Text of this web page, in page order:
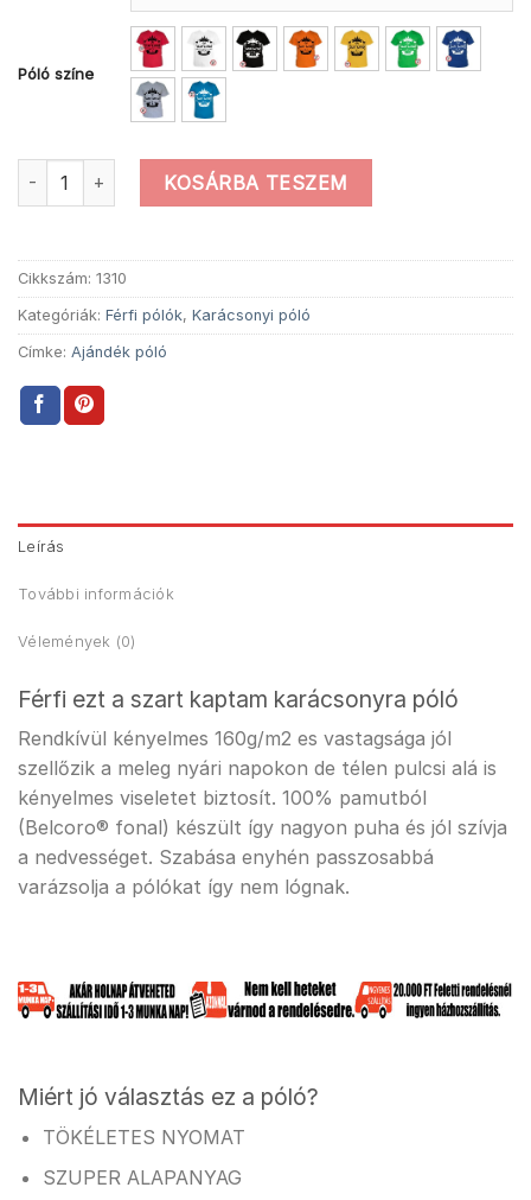
Póló színe
Férfi ezt a szart kaptam karácsonyra póló mennyiség
KOSÁRBA TESZEM
Cikkszám: 1310
Kategóriák: Férfi pólók, Karácsonyi póló
Címke: Ajándék póló
Leírás
További információk
Vélemények (0)
Férfi ezt a szart kaptam karácsonyra póló
Rendkívül kényelmes 160g/m2 es vastagsága jól
szellőzik a meleg nyári napokon de télen pulcsi alá is
kényelmes viseletet biztosít. 100% pamutból
(Belcoro® fonal) készült így nagyon puha és jól szívja
a nedvességet. Szabása enyhén passzosabbá
varázsolja a pólókat így nem lógnak.
Miért jó választás ez a póló?
TÖKÉLETES NYOMAT
SZUPER ALAPANYAG